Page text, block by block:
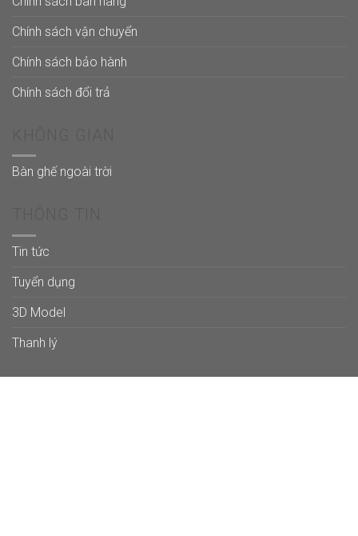
Chính sách vận chuyển
Chính sách bảo hành
Chính sách đổi trả
Bàn ghế ngoài trời
Tin tức
Tuyển dụng
3D Model
Thanh lý